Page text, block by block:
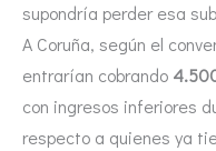
supondría perder esa
A Coruña, según el
entrarían cobrando
con ingresos inferiores
respecto a quienes ya